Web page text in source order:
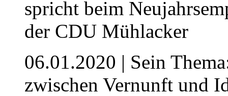
06.01.2020 | Sein
zwischen Vernunft und